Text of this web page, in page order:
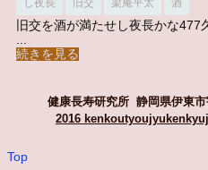
し夜長 旧交 梁庵平太 酒
旧交を酒が満たせし夜長かな477
続きを見る
健康長寿研究所 静岡県伊東市
2016
Top